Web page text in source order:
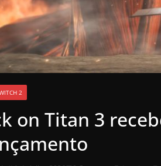
2
on Titan 3